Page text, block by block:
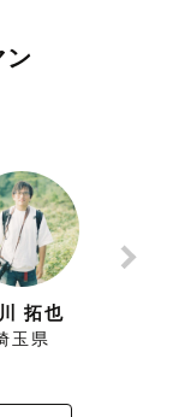
拓也
玉県